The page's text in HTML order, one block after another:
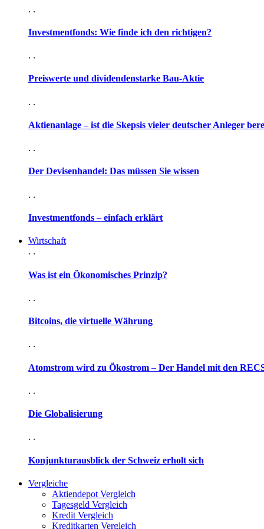
. .
Investmentfonds: Wie finde ich den richtigen?
. .
Preiswerte und dividendenstarke Bau-Aktie
. .
Aktienanlage – ist die Skepsis vieler deutscher Anleger
. .
Der Devisenhandel: Das müssen Sie wissen
. .
Investmentfonds – einfach erklärt
Wirtschaft
. .
Was ist ein Ökonomisches Prinzip?
. .
Bitcoins, die virtuelle Währung
. .
Atomstrom wird zu Ökostrom – Der Handel mit den
. .
Die Globalisierung
. .
Konjunkturausblick der Schweiz erholt sich
Vergleiche
Aktiendepot Vergleich
Tagesgeld Vergleich
Kredit Vergleich
Kreditkarten Vergleich